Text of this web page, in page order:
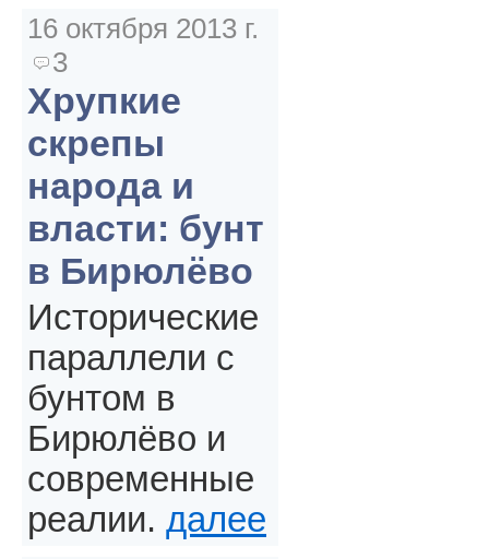
16 октября 2013 г.
3
Хрупкие
скрепы
народа и
власти: бунт
в Бирюлёво
Исторические
параллели с
бунтом в
Бирюлёво и
современные
реалии. далее